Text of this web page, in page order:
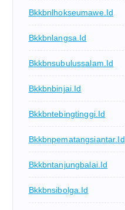
Bkkbnlhokseumawe.id
Bkkbnlangsa.id
Bkkbnsubulussalam.id
Bkkbnbinjai.id
Bkkbntebingtinggi.id
Bkkbnpematangsiantar.id
Bkkbntanjungbalai.id
Bkkbnsibolga.id